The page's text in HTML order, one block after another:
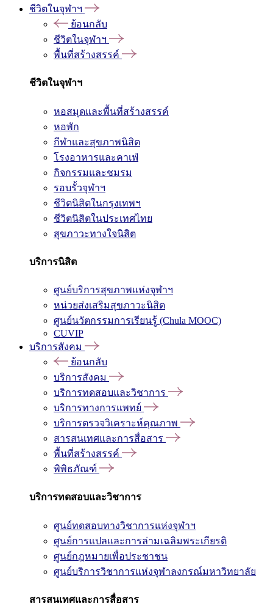
ชีวิตในจุฬาฯ
ย้อนกลับ
ชีวิตในจุฬาฯ
พื้นที่สร้างสรรค์
ชีวิตในจุฬาฯ
หอสมุดและพื้นที่สร้างสรรค์
หอพัก
กีฬาและสุขภาพนิสิต
โรงอาหารและคาเฟ่
กิจกรรมและชมรม
รอบรั้วจุฬาฯ
ชีวิตนิสิตในกรุงเทพฯ
ชีวิตนิสิตในประเทศไทย
สุขภาวะทางใจนิสิต
บริการนิสิต
ศูนย์บริการสุขภาพแห่งจุฬาฯ
หน่วยส่งเสริมสุขภาวะนิสิต
ศูนย์นวัตกรรมการเรียนรู้ (Chula MOOC)
CUVIP
บริการสังคม
ย้อนกลับ
บริการสังคม
บริการทดสอบและวิชาการ
บริการทางการแพทย์
บริการตรวจวิเคราะห์คุณภาพ
สารสนเทศและการสื่อสาร
พื้นที่สร้างสรรค์
พิพิธภัณฑ์
บริการทดสอบและวิชาการ
ศูนย์ทดสอบทางวิชาการแห่งจุฬาฯ
ศูนย์การแปลและการล่ามเฉลิมพระเกียรติ
ศูนย์กฎหมายเพื่อประชาชน
ศูนย์บริการวิชาการแห่งจุฬาลงกรณ์มหาวิทยาลัย
สารสนเทศและการสื่อสาร